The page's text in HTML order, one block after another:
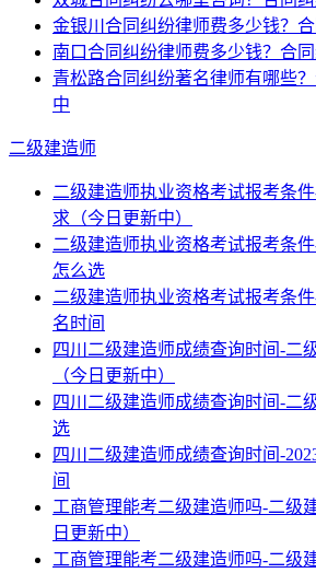
金银川合同纠纷律师费多少钱？
南口合同纠纷律师费多少钱？合
青松路合同纠纷著名律师有哪些
中
二级建造师
二级建造师执业资格考试报考条
求（今日更新中）
二级建造师执业资格考试报考条
怎么选
二级建造师执业资格考试报考条
名时间
四川二级建造师成绩查询时间-二
（今日更新中）
四川二级建造师成绩查询时间-二
选
四川二级建造师成绩查询时间-
间
工商管理能考二级建造师吗-二级
日更新中）
工商管理能考二级建造师吗-二级